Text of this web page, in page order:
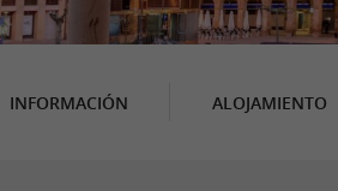
INFORMACIÓN ALOJAMIENTO